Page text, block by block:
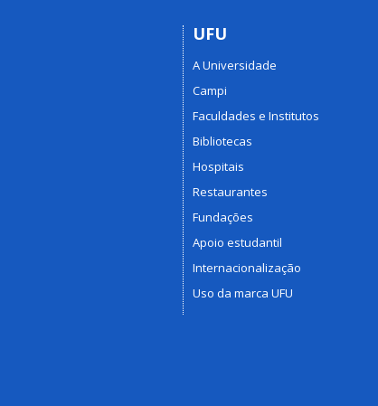
UFU
A Universidade
Campi
Faculdades e Institutos
Bibliotecas
Hospitais
Restaurantes
Fundações
Apoio estudantil
Internacionalização
Uso da marca UFU